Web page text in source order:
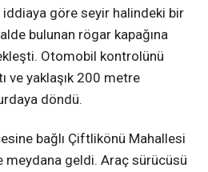
göre seyir halindeki bir
bulunan rögar kapağına
Otomobil kontrolünü
ve yaklaşık 200 metre
döndü.
bağlı Çiftlikönü Mahallesi
meydana geldi. Araç sürücüsü